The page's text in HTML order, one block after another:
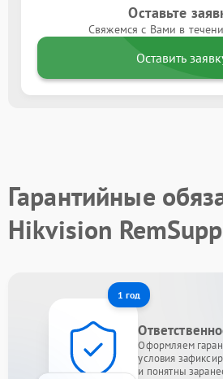
Оставьте
Свяжемся с Вами в
Оставить
Гарантийные
Hikvision
1 год
Оформляем
условия
и понятны